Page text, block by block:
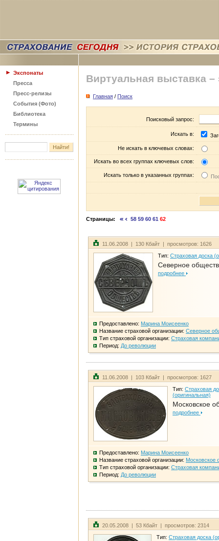
Экспонаты
Пресса
Пресс-релизы
События (Фото)
Библиотека
Термины
Виртуальная выставка –
Главная / Поиск
Поисковый запрос:
Искать в:
Не искать в ключевых словах:
Искать во всех группах ключевых слов:
Искать только в указанных группах:
Страницы: 58 59 60 61 62
11.06.2008 | 130 Кбайт | просмотров: 1626
Тип: Страховая доска
Северное
подробнее
Предоставлено: Марина Моисеенко
Название страховой организации: Северное
Тип страховой организации: Страховая
Период: До революции
11.06.2008 | 103 Кбайт | просмотров: 1627
Тип: Страховая
(оригинальная)
Московское
подробнее
Предоставлено: Марина Моисеенко
Название страховой организации: Московское
Тип страховой организации: Страховая
Период: До революции
20.05.2008 | 53 Кбайт | просмотров: 2314
Тип: Страховая доска